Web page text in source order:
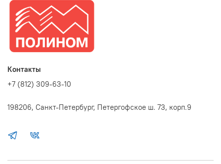
Контакты
+7 (812) 309-63-10
198206, Санкт-Петербург, Петергофское ш. 73, корп.9